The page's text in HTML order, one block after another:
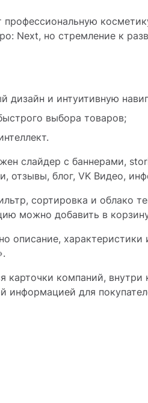
Next, но стремление к
дизайн и интуитивную
выбора товаров;
слайдер с баннерами,
отзывы, блог, VK Видео,
сортировка и облако
можно добавить в
описание,
карточки компаний,
информацией для